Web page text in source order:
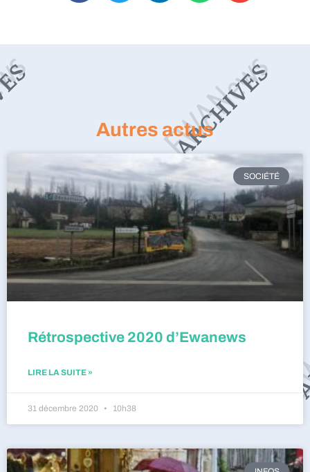
Autres actus
SOCIÉTÉ
Rétrospective 2020 d’Ewanews
LIRE LA SUITE »
31 décembre 2020 10h38